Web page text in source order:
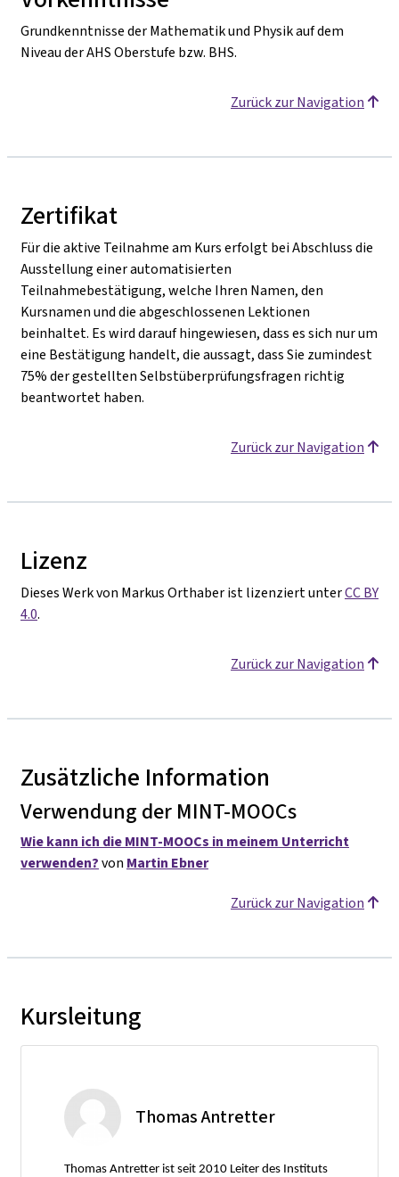
Grundkenntnisse der Mathematik und Physik auf dem
Niveau der AHS Oberstufe bzw. BHS.
Zurück zur Navigation
Zertifikat
Für die aktive Teilnahme am Kurs erfolgt bei Abschluss die
Ausstellung einer automatisierten
Teilnahmebestätigung, welche Ihren Namen, den
Kursnamen und die abgeschlossenen Lektionen
beinhaltet. Es wird darauf hingewiesen, dass es sich nur um
eine Bestätigung handelt, die aussagt, dass Sie zumindest
75% der gestellten Selbstüberprüfungsfragen richtig
beantwortet haben.
Zurück zur Navigation
Lizenz
Dieses Werk von Markus Orthaber ist lizenziert unterCC BY
4.0.
Zurück zur Navigation
Zusätzliche Information
Verwendung der MINT-MOOCs
Wie kann ich die MINT-MOOCs in meinem Unterricht
verwenden?von Martin Ebner
Zurück zur Navigation
Kursleitung
Thomas Antretter
Thomas Antretter ist seit 2010 Leiter des Instituts